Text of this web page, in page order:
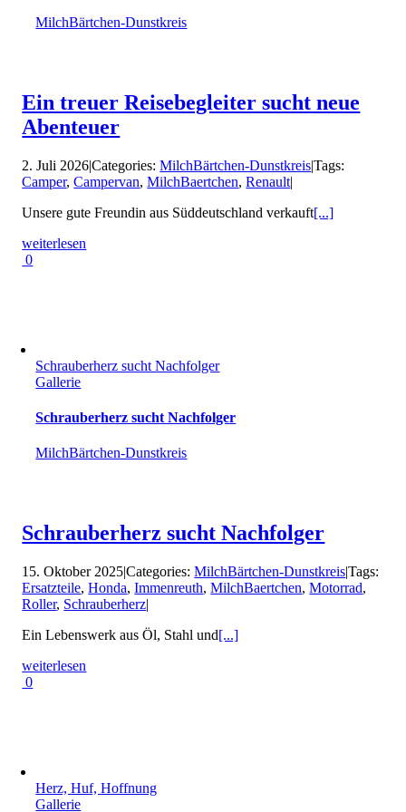
MilchBärtchen-Dunstkreis
Ein treuer Reisebegleiter sucht neue
Abenteuer
2. Juli 2026|Categories:MilchBärtchen-Dunstkreis|Tags:
Camper,Campervan,MilchBaertchen,Renault|
Unsere gute Freundin aus Süddeutschland verkauft[...]
weiterlesen
0
Schrau­ber­herz sucht Nach­folger
Gallerie
Schrau­ber­herz sucht Nach­folger
MilchBärtchen-Dunstkreis
Schrau­ber­herz sucht Nach­folger
15. Oktober 2025|Categories:MilchBärtchen-Dunstkreis|Tags:
Ersatzteile,Honda,Immenreuth,MilchBaertchen,Motorrad,
Roller, Schrauberherz|
Ein Lebenswerk aus Öl, Stahl und[...]
weiterlesen
0
Herz, Huf, Hoffnung
Gallerie